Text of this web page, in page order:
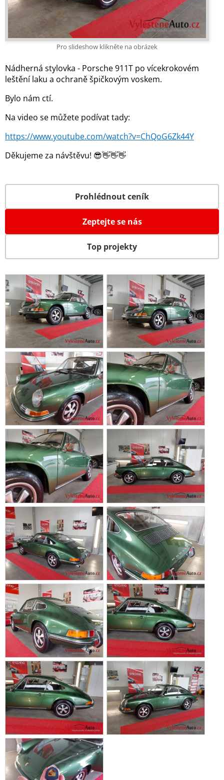
Pro slideshow klikněte na obrázek
Nádherná stylovka - Porsche 911T po vícekrokovém
leštění laku a ochraně špičkovým voskem.
Bylo nám ctí.
Na video se můžete podívat tady:
https://www.youtube.com/watch?v=ChQoG6Zk44Y
Děkujeme za návštěvu! 😎👋👋👋
Prohlédnout ceník
Zeptejte se nás
Top projekty